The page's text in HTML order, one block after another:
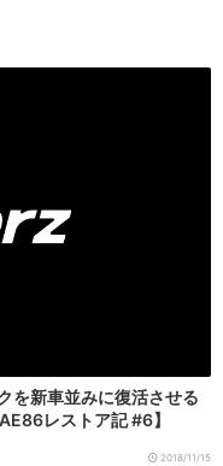
を新車並みに復活させる
レストア記 #6】
2018/11/15